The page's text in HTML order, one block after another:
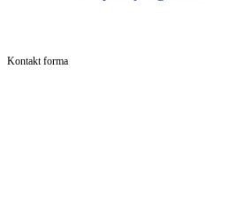
Kontakt forma